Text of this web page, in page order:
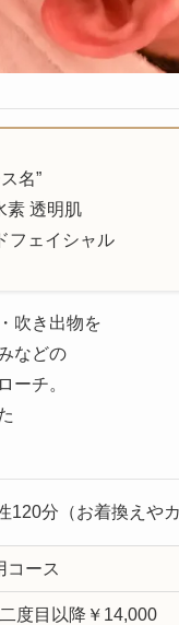
名”
素 透明肌
フェイシャル
吹き出物を
などの
ーチ。
120分（お着換えや
コース
度目以降￥14,000